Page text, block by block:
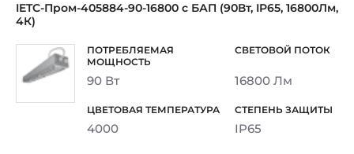
IETC-Пром-405884-90-16800 с БАП (90Вт, IP65, 16800Лм,
4К)
90 Вт 16800 Лм
4000 IP65